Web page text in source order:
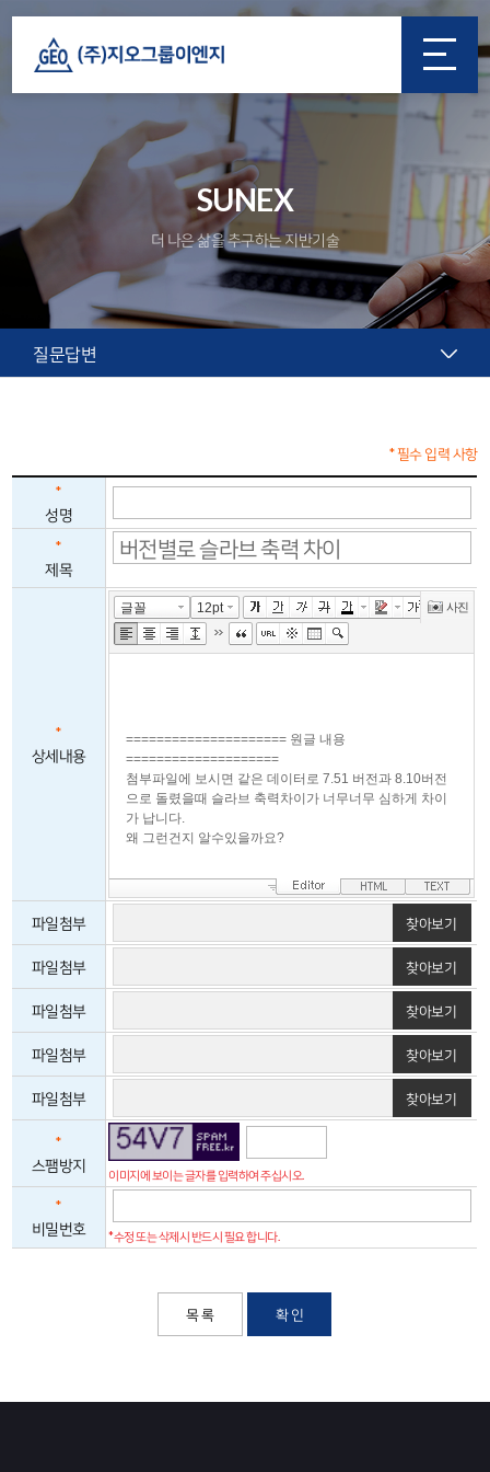
SUNEX
더 나은 삶을 추구하는 지반기술
질문답변
* 필수 입력 사항
*
성명
*
제목
*
상세내용
파일첨부
찾아보기
7.0.JPG
삭제
파일첨부
찾아보기
8.1.JPG
삭제
파일첨부
찾아보기
SEC-B_L BH-
2.dat
삭제
파일첨부 찾아보기
파일첨부 찾아보기
*
스팸방지
이미지에 보이는 글자를 입력하여 주십시오.
*
비밀번호
*수정 또는 삭제시 반드시 필요 합니다.
목 록 확 인